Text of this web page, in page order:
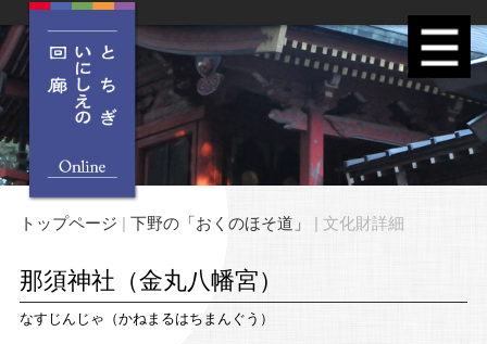
トップページ | 下野の「おくのほそ道」 | 文化財詳細
那須神社（金丸八幡宮）
なすじんじゃ（かねまるはちまんぐう）